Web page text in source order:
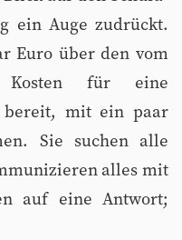
ein Auge zudrückt.
Euro über den vom
Kosten für eine
bereit, mit ein paar
Sie suchen alle
alles mit
auf eine Antwort;